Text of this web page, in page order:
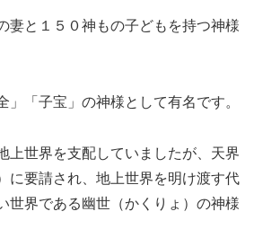
妻と１５０神もの子どもを持つ神様
」「子宝」の神様として有名です。
上世界を支配していましたが、天界
に要請され、地上世界を明け渡す代
世界である幽世（かくりょ）の神様